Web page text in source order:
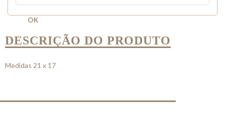
OK
DESCRIÇÃO DO PRODUTO
Medidas 21 x 17